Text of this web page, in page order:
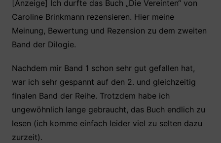
c
e
b
o
k
itt
er
at
s
A
p
er
e
st
le
n
[Anzeige] Ich durfte das Buch „Die Vereinten“ von
Caroline Brinkmann rezensieren. Hier meine
Meinung, Bewertung und Rezension zu dem zweiten
Band der Dilogie.
Nachdem mir Band 1 schon sehr gut gefallen hat,
war ich sehr gespannt auf den 2. und gleichzeitig
finalen Band der Reihe. Trotzdem habe ich
ungewöhnlich lange gebraucht, das Buch endlich zu
lesen (ich komme einfach leider viel zu selten dazu
zurzeit).